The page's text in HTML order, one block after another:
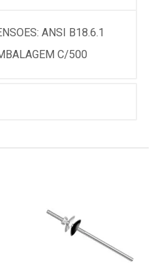
ANSI B18.6.1
C/500